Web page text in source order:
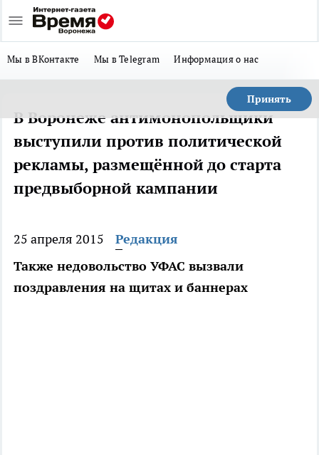
Мы в ВКонтакте Мы в Telegram Информация о нас
Принять
В Воронеже антимонопольщики
выступили против политической
рекламы, размещённой до старта
предвыборной кампании
25 апреля 2015
Редакция
Также недовольство УФАС вызвали
поздравления на щитах и баннерах